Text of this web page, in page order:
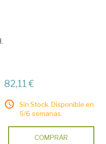
82,11 €
Sin Stock. Disponible en
5/6 semanas.
COMPRAR